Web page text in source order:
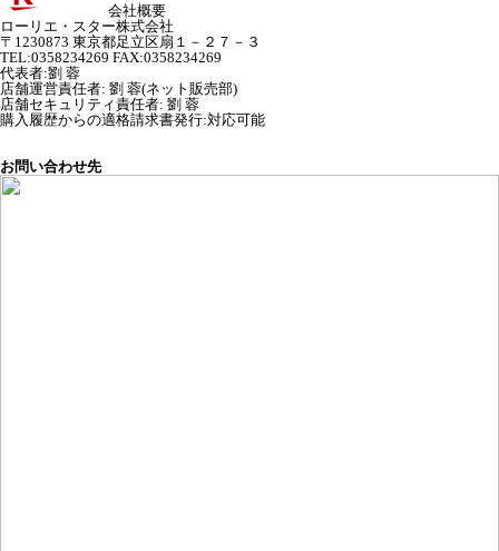
会社概要
ローリエ・スター株式会社
〒1230873 東京都足立区扇１－２７－３
TEL:0358234269 FAX:0358234269
代表者:劉 蓉
店舗運営責任者: 劉 蓉(ネット販売部)
店舗セキュリティ責任者: 劉 蓉
購入履歴からの適格請求書発行:対応可能
お問い合わせ先